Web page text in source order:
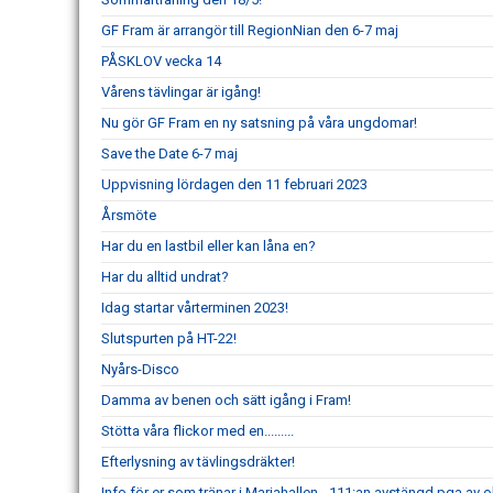
GF Fram är arrangör till RegionNian den 6-7 maj
PÅSKLOV vecka 14
Vårens tävlingar är igång!
Nu gör GF Fram en ny satsning på våra ungdomar!
Save the Date 6-7 maj
Uppvisning lördagen den 11 februari 2023
Årsmöte
Har du en lastbil eller kan låna en?
Har du alltid undrat?
Idag startar vårterminen 2023!
Slutspurten på HT-22!
Nyårs-Disco
Damma av benen och sätt igång i Fram!
Stötta våra flickor med en.........
Efterlysning av tävlingsdräkter!